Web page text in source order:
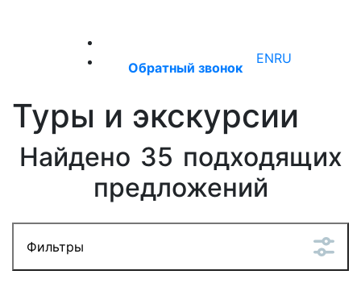
Обратный звонок
ENRU
Туры и экскурсии
Найдено 35 подходящих
предложений
Фильтры